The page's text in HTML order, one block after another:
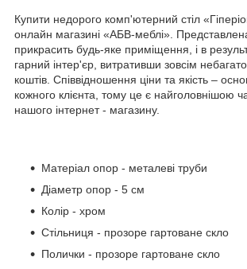
Купити недорого комп'ютерний стіл
онлайн магазині «АБВ-меблі».
прикрасить будь-яке приміщення, і в
гарний інтер'єр, витративши зовсім
коштів. Співвідношення ціни та якість –
кожного клієнта, тому це є найголовнішою
нашого інтернет - магазину.
Матеріал опор - металеві труби
Діаметр опор - 5 см
Колір - хром
Стільниця - прозоре гартоване скло
Полички - прозоре гартоване скло